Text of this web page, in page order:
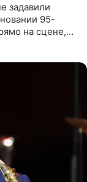
задавили
95-
на сцене,